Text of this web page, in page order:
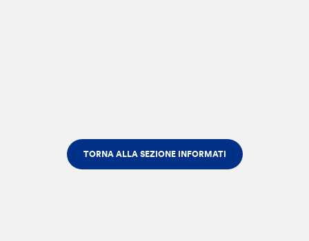
TORNA ALLA SEZIONE INFORMATI